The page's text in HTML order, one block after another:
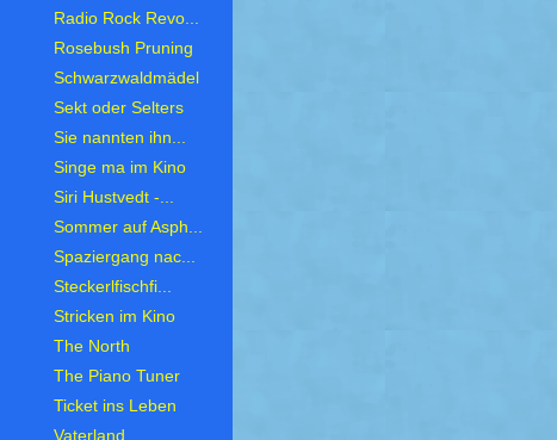
Radio Rock Revo...
Rosebush Pruning
Schwarzwaldmädel
Sekt oder Selters
Sie nannten ihn...
Singe ma im Kino
Siri Hustvedt -...
Sommer auf Asph...
Spaziergang nac...
Steckerlfischfi...
Stricken im Kino
The North
The Piano Tuner
Ticket ins Leben
Vaterland